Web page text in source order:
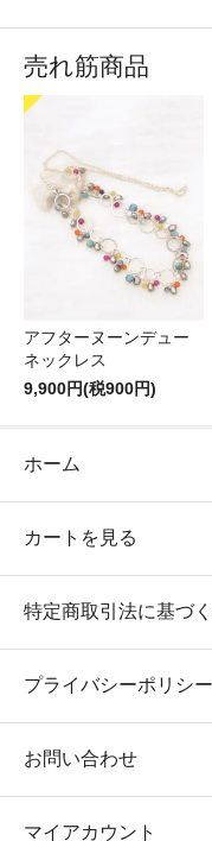
売れ筋商品
アフターヌーンデュー
ネックレス
9,900円(税900円)
ホーム
カートを見る
特定商取引法に基づ
プライバシーポリシー
お問い合わせ
マイアカウント